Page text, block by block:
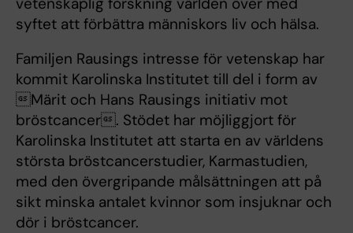
syftet att förbättra människors liv och hälsa.
Familjen Rausings intresse för vetenskap har
kommit Karolinska Institutet till del i form av
Märit och Hans Rausings initiativ mot
bröstcancer. Stödet har möjliggjort för
Karolinska Institutet att starta en av världens
största bröstcancerstudier, Karmastudien,
med den övergripande målsättningen att på
sikt minska antalet kvinnor som insjuknar och
dör i bröstcancer.